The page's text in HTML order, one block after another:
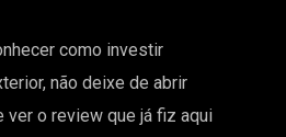
como investir
não deixe de abrir
ver o review que já fiz aqui